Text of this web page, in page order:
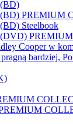
PREMIUM
Steelbook
(DVD)
Cooper w
bardziej,